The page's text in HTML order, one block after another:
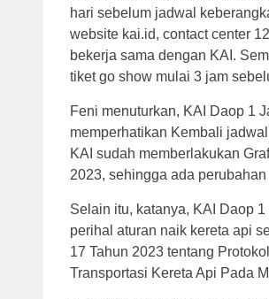
hari sebelum jadwal
website kai.id, contact center
bekerja sama dengan KAI.
tiket go show mulai 3 jam
Feni menuturkan, KAI Daop 1
memperhatikan Kembali
KAI sudah memberlakukan
2023, sehingga ada
Selain itu, katanya, KAI Daop
perihal aturan naik kereta api
17 Tahun 2023 tentang
Transportasi Kereta Api Pada